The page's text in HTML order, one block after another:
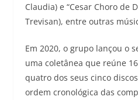
Claudia) e “Cesar Choro de
Trevisan), entre outras
Em 2020, o grupo lançou o
uma coletânea que reúne
quatro dos seus cinco
ordem cronológica das